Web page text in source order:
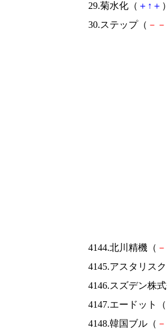
29.菊水化（ ＋ ↑ ＋
30.ステップ（ － －
4144.北川精機（ －
4145.アスタリス
4146.スズデン株
4147.エードット（
4148.韓国ブル（ －